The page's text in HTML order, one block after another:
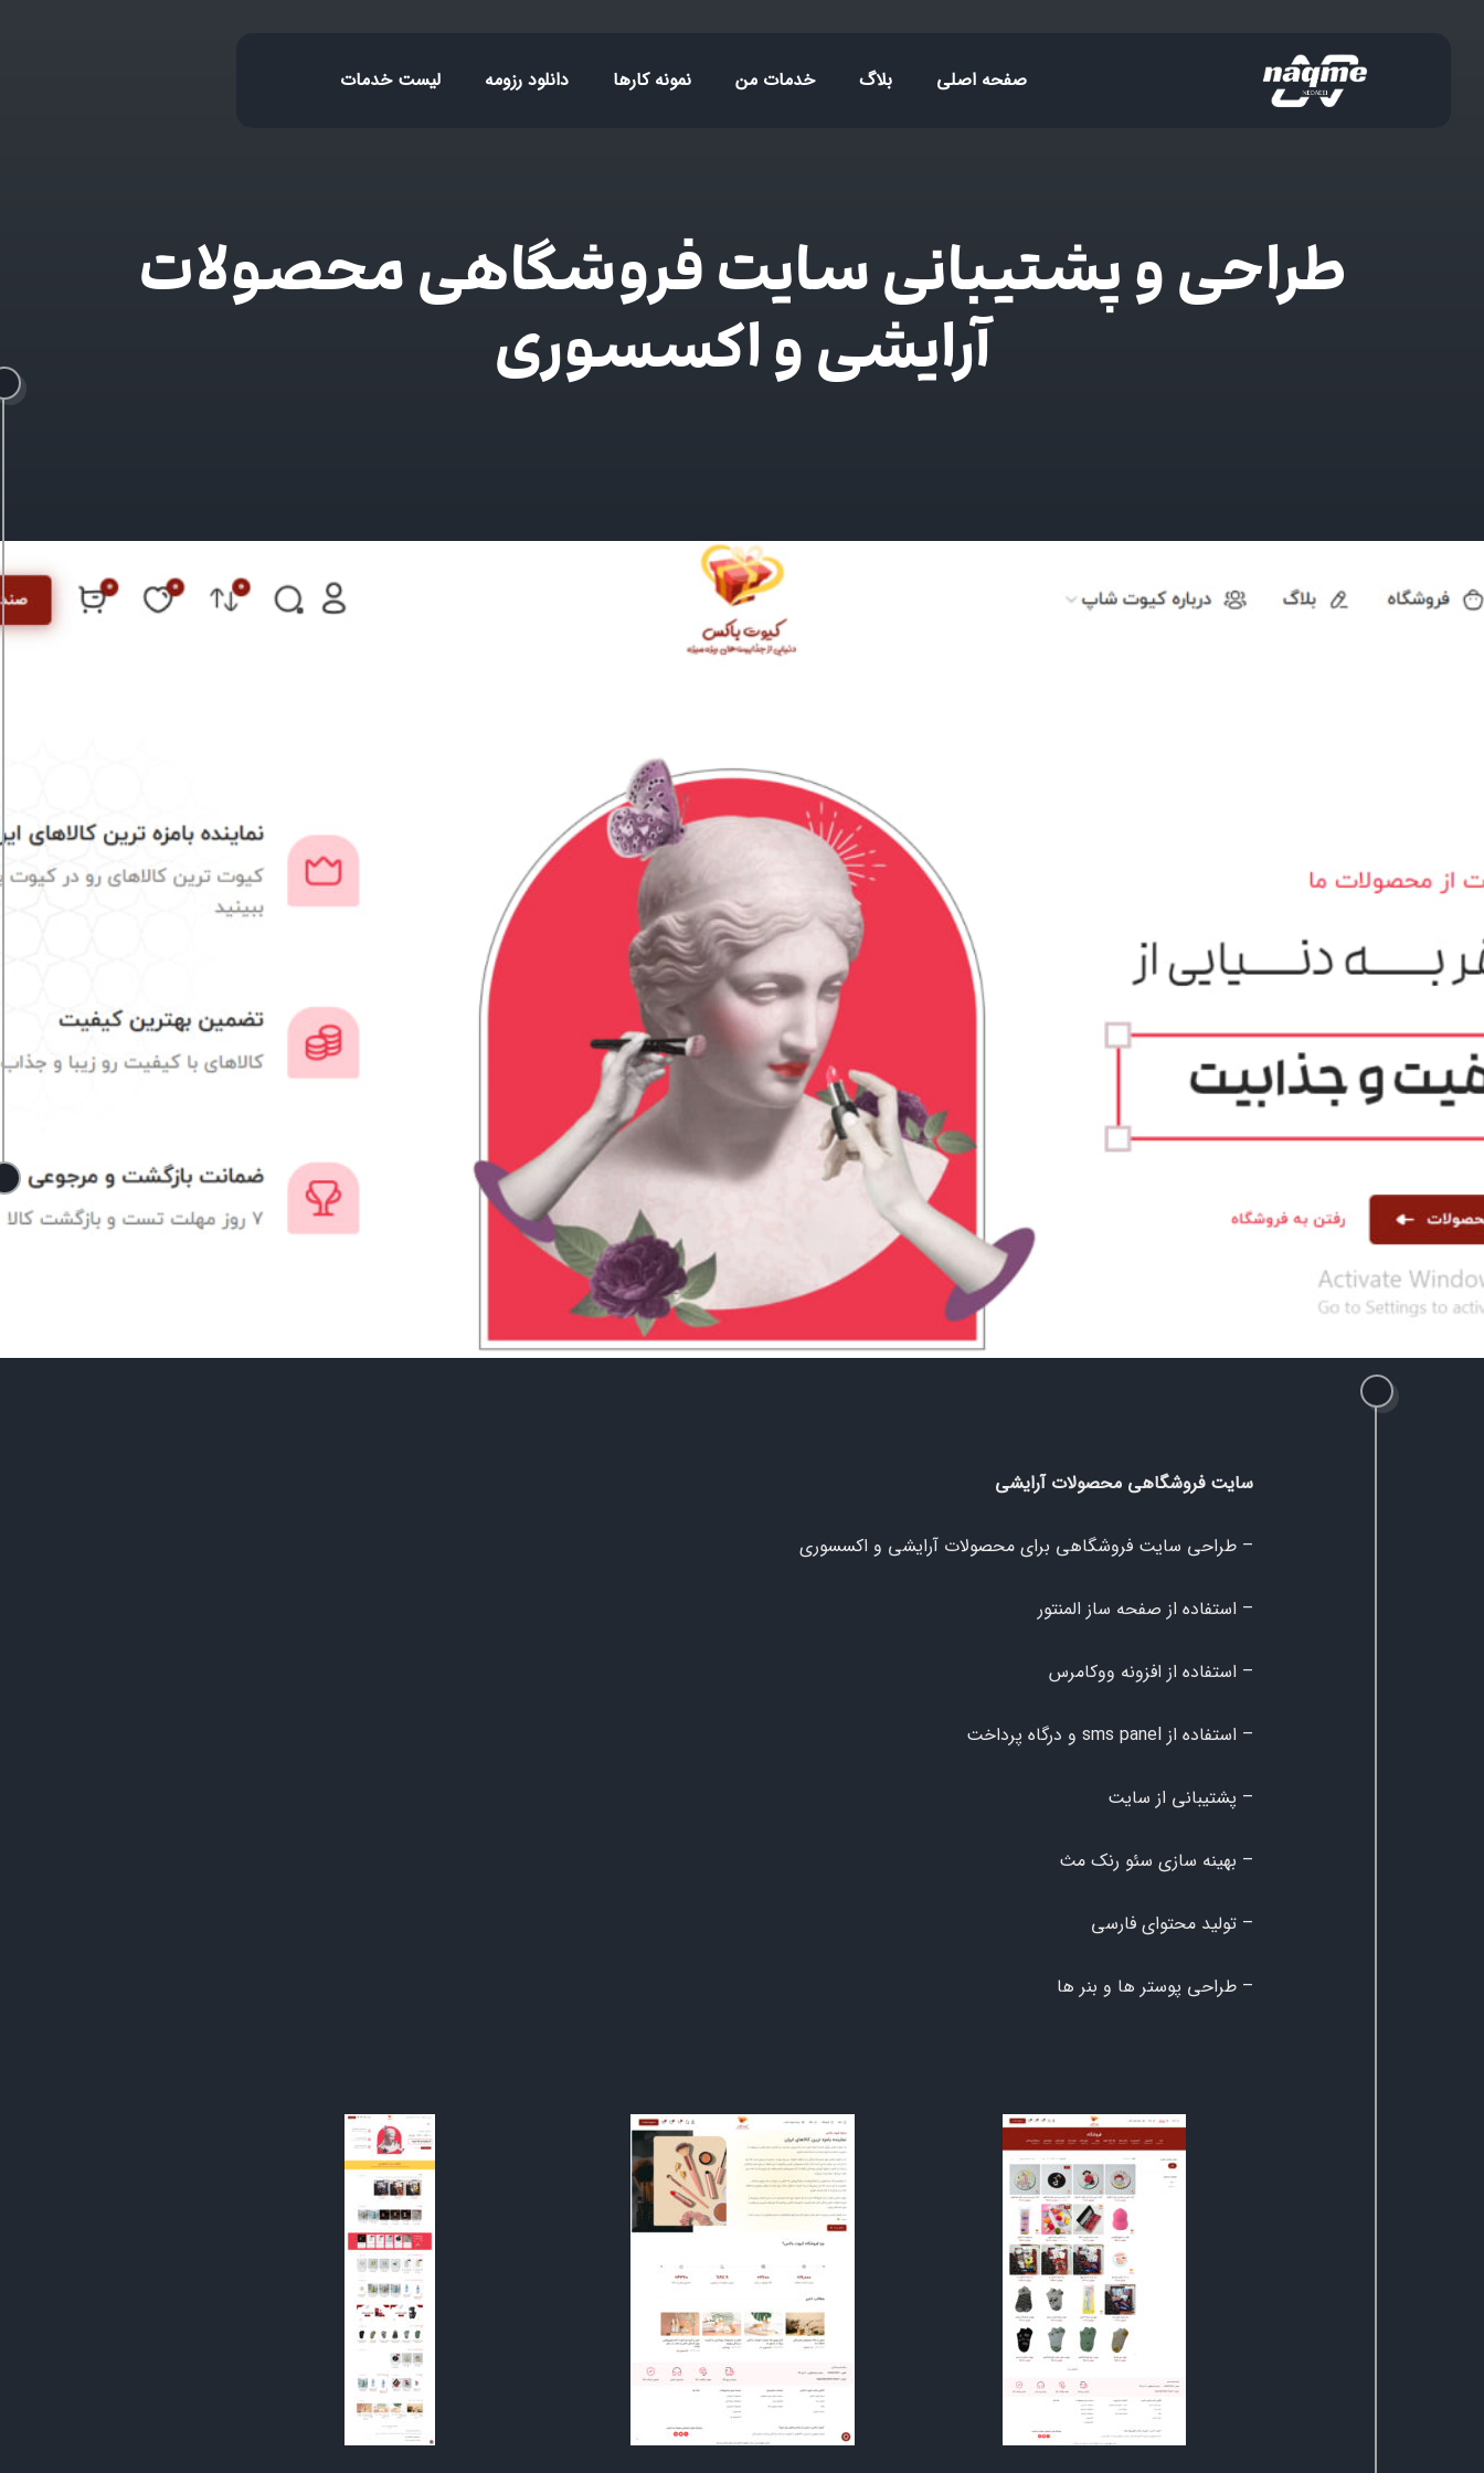
صفحه اصلی بلاگ خدمات من نمونه کارها دانلود رزومه لیست خدمات
طراحی و پشتیبانی سایت فروشگاهی محصولات
آرایشی و اکسسوری
سایت فروشگاهی محصولات آرایشی
– طراحی سایت فروشگاهی برای محصولات آرایشی و اکسسوری
– استفاده از صفحه ساز المنتور
– استفاده از افزونه ووکامرس
– استفاده از sms panel و درگاه پرداخت
– پشتیبانی از سایت
– بهینه سازی سئو رنک مث
– تولید محتوای فارسی
– طراحی پوستر ها و بنر ها